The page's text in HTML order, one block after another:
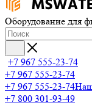
Оборудование для
+7 967 555-23-74
+7 967 555-23-74
+7 967 555-23-74
+7 800 301-93-49